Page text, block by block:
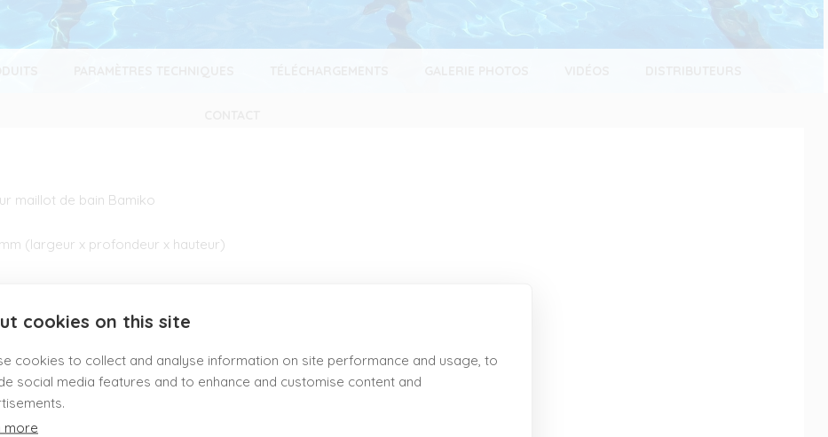
maillot de bain Bamiko
(largeur x profondeur x hauteur)
munie d’un bac collecteur d’eau
cookies on this site
cookies to collect and analyse information on site performance and usage, to
social media features and to enhance and customise content and
more